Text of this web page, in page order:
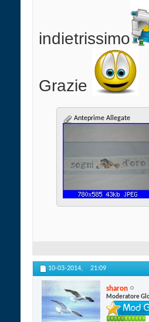
indietrissimo
Grazie
Anteprime Allegate
10-03-2014, 21:09
sharon
Moderatore